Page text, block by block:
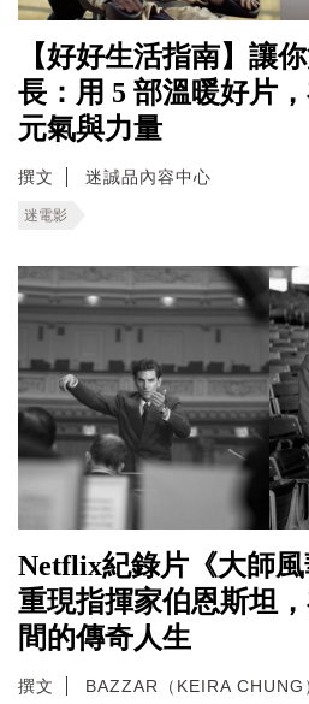
【好好生活指南】讓
長：用 5 部溫暖好片
元氣與力量
撰文 迷誠品內容中心
迷電影
Netflix紀錄片《大師風
重現指揮家伯恩斯坦
間的傳奇人生
撰文 BAZZAR（KEIRA CHUNG